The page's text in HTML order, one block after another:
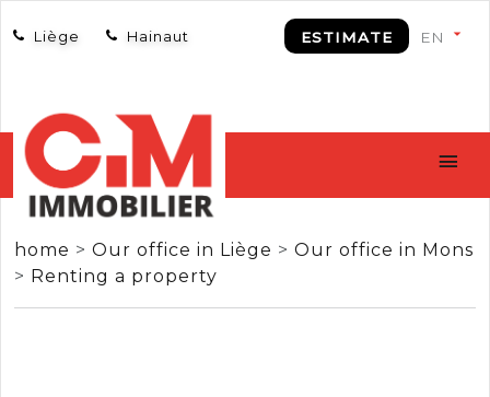
Liège Hainaut ESTIMATE
home > Our office in Liège > Our office in Mons
> Renting a property